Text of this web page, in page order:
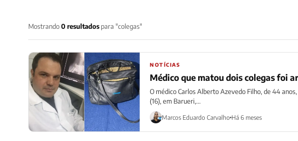
Mostrando0 resultados para "colegas"
NOTÍCIAS
Médico que matou dois colegas foi
O médico Carlos Alberto Azevedo Filho, de 44
(16), em Barueri,...
Marcos Eduardo Carvalho Há 6 meses